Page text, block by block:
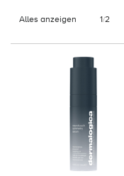
Alles anzeigen 1/2